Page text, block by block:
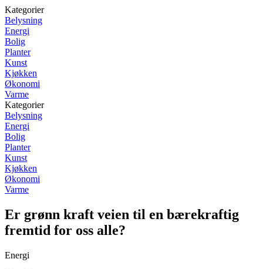
Kategorier
Belysning
Energi
Bolig
Planter
Kunst
Kjøkken
Økonomi
Varme
Kategorier
Belysning
Energi
Bolig
Planter
Kunst
Kjøkken
Økonomi
Varme
Er grønn kraft veien til en bærekraftig
fremtid for oss alle?
Energi